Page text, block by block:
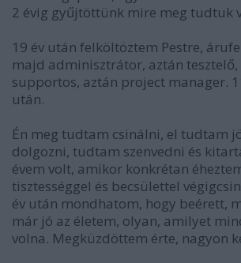
2 évig gyűjtöttünk mire meg tudtuk
19 év után felköltöztem Pestre,
majd adminisztrátor, aztán tesztelő,
supportos, aztán project manager.
után.
Én meg tudtam csinálni, el tudtam
dolgozni, tudtam szenvedni és
évem volt, amikor konkrétan
tisztességgel és becsülettel
év után mondhatom, hogy beérett,
már jó az életem, olyan, amilyet
volna. Megküzdöttem érte, nagyon